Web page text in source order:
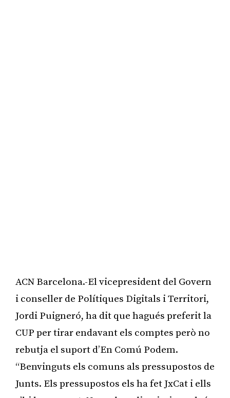
ACN Barcelona.-El vicepresident del Govern
i conseller de Polítiques Digitals i Territori,
Jordi Puigneró, ha dit que hagués preferit la
CUP per tirar endavant els comptes però no
rebutja el suport d’En Comú Podem.
“Benvinguts els comuns als pressupostos de
Junts. Els pressupostos els ha fet JxCat i ells